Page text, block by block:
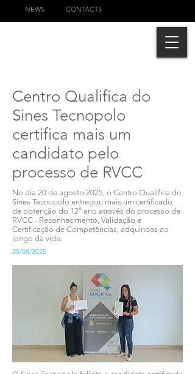
NEWS CONTACTS
Centro Qualifica do
Sines Tecnopolo
certifica mais um
candidato pelo
processo de RVCC
No dia 20 de agosto 2025, o Centro Qualifica do
Sines Tecnopolo entregou mais um certificado
de obtenção do 12° ano através do processo de
RVCC - Reconhecimento, Validação e
Certificação de Competências, adquiridas ao
longo da vida.
20/08/2025